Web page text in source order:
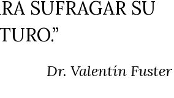
SUFRAGAR SU
Dr. Valentín Fuster